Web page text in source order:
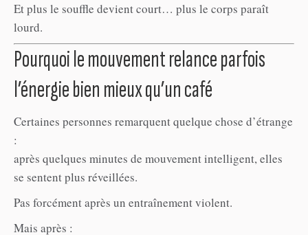
Et plus le souffle devient court… plus le corps paraît
lourd.
Pourquoi le mouvement relance parfois
l’énergie bien mieux qu’un café
Certaines personnes remarquent quelque chose d’étrange
:
après quelques minutes de mouvement intelligent, elles
se sentent plus réveillées.
Pas forcément après un entraînement violent.
Mais après :